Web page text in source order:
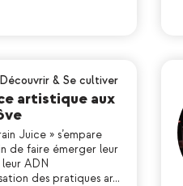
Découvrir & Se cultiver
artistique aux
Juice » s’empare
de faire émerger leur
ADN
des pratiques ar…